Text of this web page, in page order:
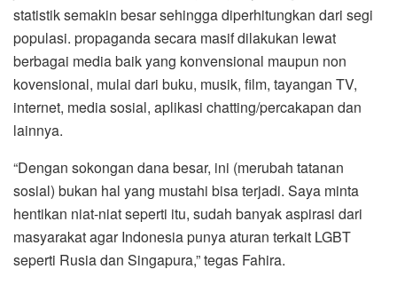
statistik semakin besar sehingga diperhitungkan dari segi
populasi. propaganda secara masif dilakukan lewat
berbagai media baik yang konvensional maupun non
kovensional, mulai dari buku, musik, film, tayangan TV,
internet, media sosial, aplikasi chatting/percakapan dan
lainnya.
“Dengan sokongan dana besar, ini (merubah tatanan
sosial) bukan hal yang mustahi bisa terjadi. Saya minta
hentikan niat-niat seperti itu, sudah banyak aspirasi dari
masyarakat agar Indonesia punya aturan terkait LGBT
seperti Rusia dan Singapura,” tegas Fahira.